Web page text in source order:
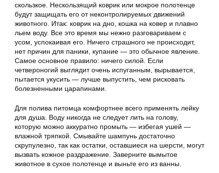
скользкое. Нескользящий коврик или мокрое полотенце
будут защищать его от неконтролируемых движений
животного. Итак: коврик на дно, кошка на ковер и плавно
льем воду. Все это время мы нежно разговариваем с
усом, успокаивая его. Ничего страшного не происходит,
нет причин для паники, купание — это обычное явление.
Самое основное правило: ничего силой. Если
четвероногий выглядит очень испуганным, вырывается,
пытается укусить — лучше выпустить, чем рисковать
болезненными царапинами.
Для полива питомца комфортнее всего применять лейку
для душа. Воду никогда не следует лить на голову,
которую можно аккуратно промыть — избегая ушей —
влажной тряпкой. Смывайте шампунь достаточно
скрупулезно, так как остатки, оставшиеся на шерсти, могут
вызвать кожное раздражение. Заверните вымытое
животное в сухое полотенце и выньте его из ванны.